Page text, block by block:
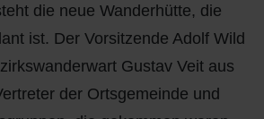
die neue Wanderhütte, die
ist. Der Vorsitzende Adolf Wild
Gustav Veit aus
der Ortsgemeinde und